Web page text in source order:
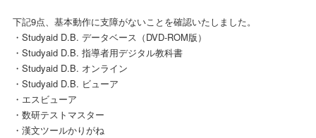
下記9点、基本動作に支障がないことを確認いたしました。
・Studyaid D.B. データベース（DVD-ROM版）
・Studyaid D.B. 指導者用デジタル教科書
・Studyaid D.B. オンライン
・Studyaid D.B. ビューア
・エスビューア
・数研テストマスター
・漢文ツールかりがね